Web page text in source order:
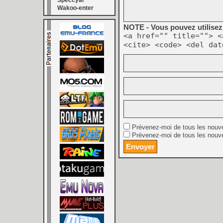
Wakoo-enter
NOTE - Vous pouvez
<a href="" title="">
<cite> <code> <del
Prévenez-moi de tous les
Prévenez-moi de tous les